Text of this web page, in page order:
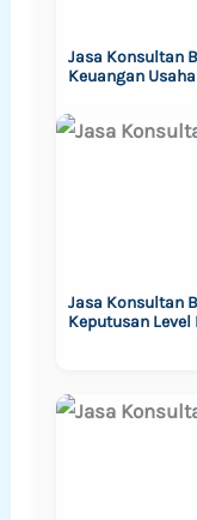
Jasa Konsultan
Keuangan
Jasa Konsultan
Keputusan